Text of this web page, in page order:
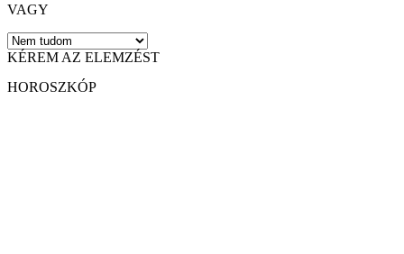
VAGY
KÉREM AZ ELEMZÉST
HOROSZKÓP